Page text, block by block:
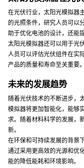
在光伏行业，太阳光模拟器
的光照条件，研究人员可以
助于优化电池的设计，还能
太阳光模拟器还可以用于光
人员可以评估光伏组件在实
产品的质量和寿命至关重要。
未来的发展趋势
随着光伏技术的不断进步，
模拟器将更加智能化，能够
求。随着材料科学的发展，
新。
在环保和可持续发展的背景
通过采用更高效的光源和优
能的降低能耗和环境影响。